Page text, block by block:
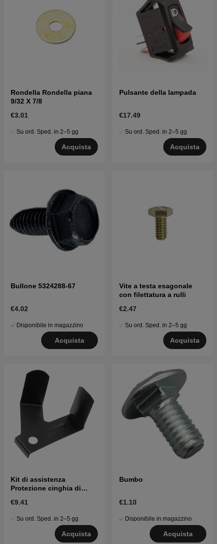
Rondella Rondella piana
9/32 X 7/8
€3.01
Su ord. Sped. in 2–5 gg
Acquista
Pulsante della lampada
€17.49
Su ord. Sped. in 2–5 gg
Acquista
Bullone 5324288-67
€4.02
Disponibile in magazzino
Acquista
Vite a testa esagonale
con filettatura a rulli
€2.47
Su ord. Sped. in 2–5 gg
Acquista
Kit di assistenza
Protezione cinghia di
€9.41
Su ord. Sped. in 2–5 gg
Acquista
Bumbo
€1.10
Disponibile in magazzino
Acquista